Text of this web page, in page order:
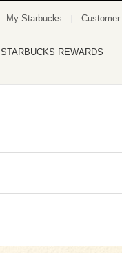
My Starbucks
STARBUCKS REWARDS